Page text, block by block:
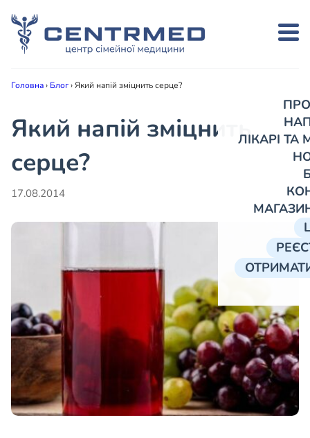
ЛІКАРІ
Головна› Блог›Який напій зміцнить серце?
Який напій зміцнить
серце?
17.08.2014